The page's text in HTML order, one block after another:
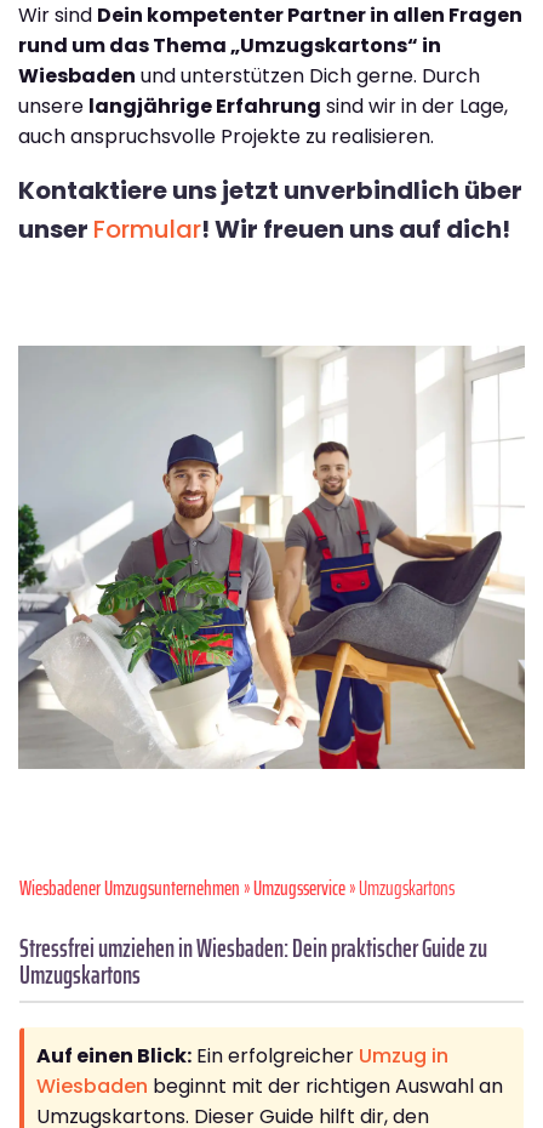
Wir sind Dein kompetenter Partner in allen Fragen
rund um das Thema „Umzugskartons“ in
Wiesbaden und unterstützen Dich gerne. Durch
unsere langjährige Erfahrung sind wir in der Lage,
auch anspruchsvolle Projekte zu realisieren.
Kontaktiere uns jetzt unverbindlich über
unser Formular! Wir freuen uns auf dich!
Wiesbadener Umzugsunternehmen»Umzugsservice» Umzugskartons
Stressfrei umziehen in Wiesbaden: Dein praktischer Guide zu
Umzugskartons
Auf einen Blick: Ein erfolgreicher Umzug in
Wiesbaden beginnt mit der richtigen Auswahl an
Umzugskartons. Dieser Guide hilft dir, den